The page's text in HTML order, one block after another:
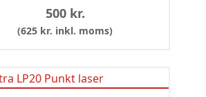
500 kr.
(625 kr. inkl. moms)